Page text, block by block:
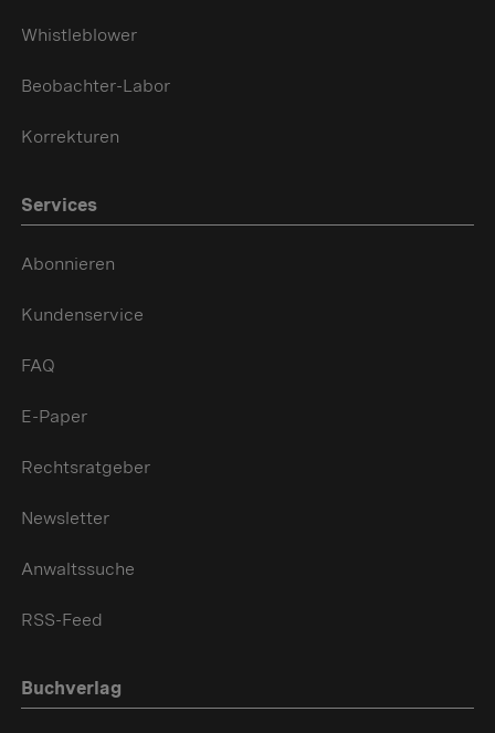
Whistleblower
Beobachter-Labor
Korrekturen
Services
Abonnieren
Kundenservice
FAQ
E-Paper
Rechtsratgeber
Newsletter
Anwaltssuche
RSS-Feed
Buchverlag